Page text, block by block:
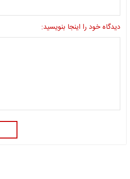
دیدگاه خود را اینجا بنویسید: